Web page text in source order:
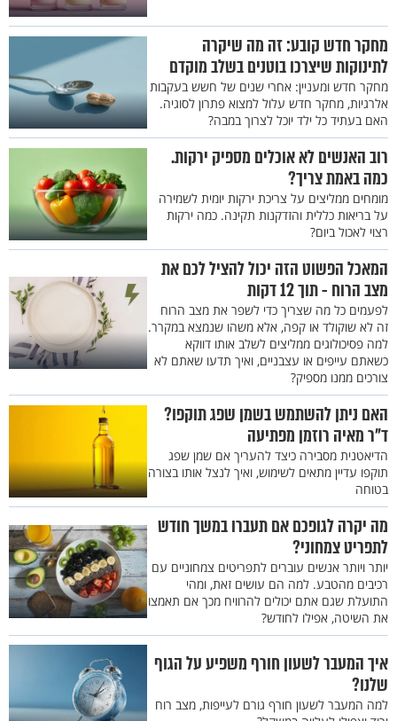
מחקר חדש קובע: זה מה שיקרה
לתינוקות שיצרכו בוטנים בשלב מוקדם
מחקר חדש ומעניין: אחרי שנים של חשש בעקבות
אלרגיות, מחקר חדש עלול למצוא פתרון לסוגיה.
האם בעתיד כל ילד יוכל לצרוך במבה?
רוב האנשים לא אוכלים מספיק ירקות.
כמה באמת צריך?
מומחים ממליצים על צריכת ירקות יומית לשמירה
על בריאות כללית והזדקנות תקינה. כמה ירקות
רצוי לאכול ביום?
המאכל הפשוט הזה יכול להציל לכם את
מצב הרוח - תוך 12 דקות
לפעמים כל מה שצריך כדי לשפר את מצב הרוח
זה לא שוקולד או קפה, אלא משהו שנמצא במקרר.
למה פסיכולוגים ממליצים לשלב אותו דווקא
כשאתם עייפים או עצבניים, ואיך תדעו שאתם לא
צורכים ממנו מספיק?
האם ניתן להשתמש בשמן שפג תוקפו?
ד"ר מאיה רוזמן מפתיעה
הדיאטנית מסבירה כיצד להעריך אם שמן שפג
תוקפו עדיין מתאים לשימוש, ואיך לנצל אותו בצורה
בטוחה
מה יקרה לגופכם אם תעברו במשך חודש
לתפריט צמחוני?
יותר ויותר אנשים עוברים לתפריטים צמחוניים עם
רכיבים מהטבע. למה הם עושים זאת, ומהי
התועלת שגם אתם יכולים להרוויח מכך אם תאמצו
את השיטה, אפילו לחודש?
איך המעבר לשעון חורף משפיע על הגוף
שלנו?
למה המעבר לשעון חורף גורם לעייפות, מצב רוח